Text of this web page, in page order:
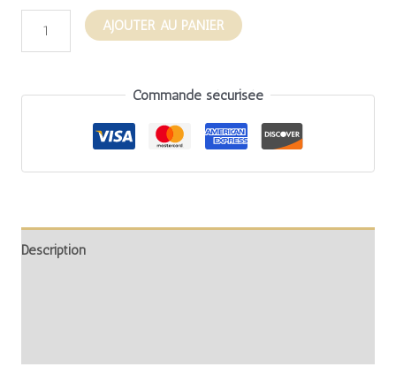
AJOUTER AU PANIER
Commande sécurisée
Description